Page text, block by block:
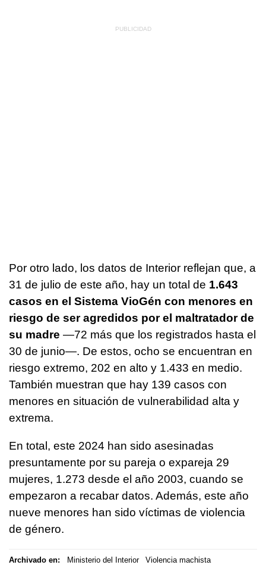
Por otro lado, los datos de Interior reflejan que, a
31 de julio de este año, hay un total de 1.643
casos en el Sistema VioGén con menores en
riesgo de ser agredidos por el maltratador de
su madre —72 más que los registrados hasta el
30 de junio—. De estos, ocho se encuentran en
riesgo extremo, 202 en alto y 1.433 en medio.
También muestran que hay 139 casos con
menores en situación de vulnerabilidad alta y
extrema.
En total, este 2024 han sido asesinadas
presuntamente por su pareja o expareja 29
mujeres, 1.273 desde el año 2003, cuando se
empezaron a recabar datos. Además, este año
nueve menores han sido víctimas de violencia
de género.
Archivado en: Ministerio del Interior Violencia machista